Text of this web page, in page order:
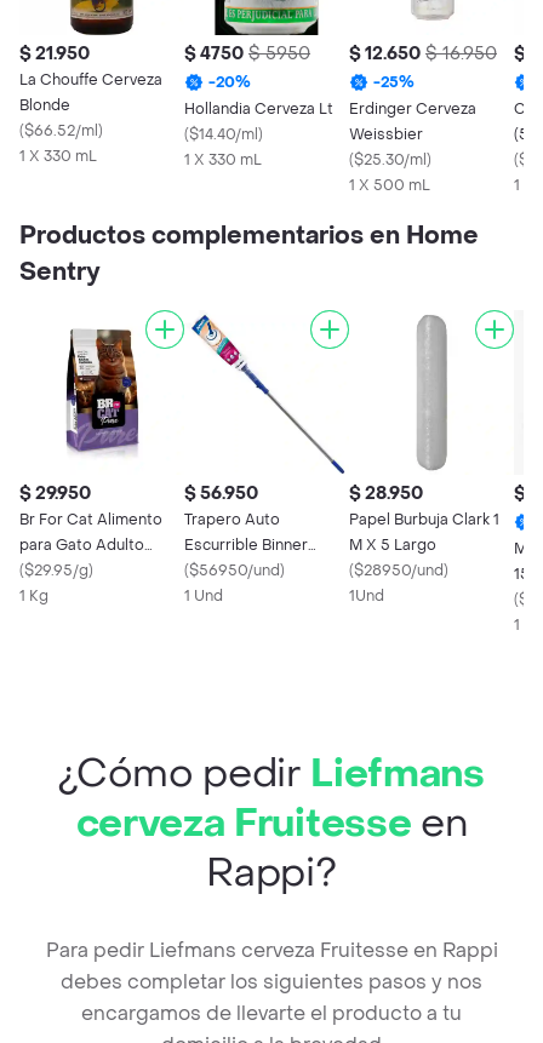
$ 21.950
La Chouffe Cerveza
Blonde
($66.52/ml)
1 X 330 mL
$ 4750 $ 5950
-20%
Hollandia Cerveza Lt
($14.40/ml)
1 X 330 mL
$ 12.650 $ 16.950
-25%
Erdinger Cerveza
Weissbier
($25.30/ml)
1 X 500 mL
$
(
1 X
Productos complementarios en Home
Sentry
$ 29.950
Br For Cat Alimento
para Gato Adulto
Castrado Sabor Pollo
($29.95/g)
1 Kg
$ 56.950
Trapero Auto
Escurrible Binner
107561
($56950/und)
1 Und
$ 28.950
Papel Burbuja Clark 1
M X 5 Largo
($28950/und)
1Und
$
(
1
¿Cómo pedir Liefmans
cerveza Fruitesse en
Rappi?
Para pedir Liefmans cerveza Fruitesse en Rappi
debes completar los siguientes pasos y nos
encargamos de llevarte el producto a tu